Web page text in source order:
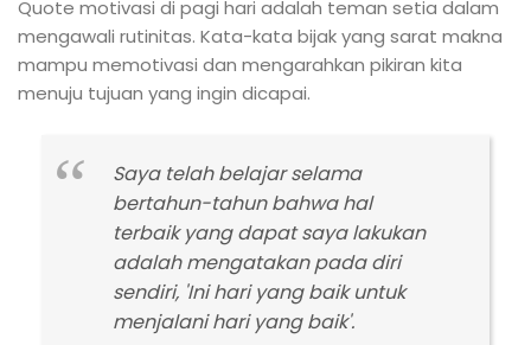
Quote motivasi di pagi hari adalah teman setia dalam
mengawali rutinitas. Kata-kata bijak yang sarat makna
mampu memotivasi dan mengarahkan pikiran kita
menuju tujuan yang ingin dicapai.
Saya telah belajar selama
bertahun-tahun bahwa hal
terbaik yang dapat saya lakukan
adalah mengatakan pada diri
sendiri, 'Ini hari yang baik untuk
menjalani hari yang baik'.